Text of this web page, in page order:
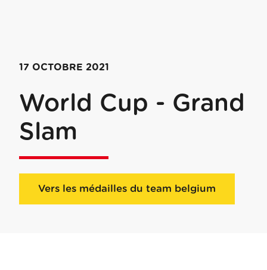
17 OCTOBRE 2021
World Cup - Grand
Slam
Vers les médailles du team belgium